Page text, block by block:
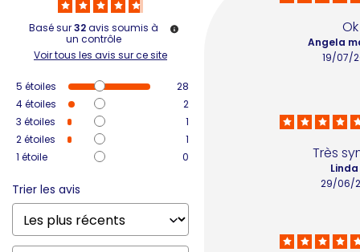
Basé sur32 avis soumis à
un contrôle
Voir tous les avis sur ce site
5 étoiles
28
4étoiles
2
3 étoiles
1
2étoiles
1
1 étoile 0
Trier les avis
Ok
19/07/
Angela
Très
29/06/
Linda